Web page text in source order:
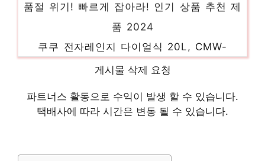
품 2024
쿠쿠 전자레인지 다이얼식 20L, CMW-
A201DW
놀라운 당신을 위한 최고의 선택 인기 상품
추천 제품 2024
큐센 무선 키보드 + 마우스 + 키스킨 세트,
소장가치 100%의 특별한 제품 인기 상품 추
게시물 삭제 요청
파트너스 활동으로 수익이 발생 할 수 있습니다.
택배사에 따라 시간은 변동 될 수 있습니다.